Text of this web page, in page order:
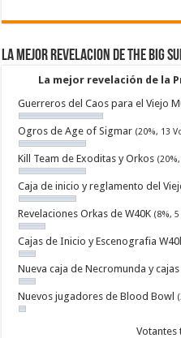
La mejor revelacion de The Big
La mejor revelación de la
Guerreros del Caos para el Viejo
Ogros de Age of Sigmar (20%, 13
Kill Team de Exoditas y Orkos
Caja de inicio y reglamento del
Revelaciones Orkas de W40K (8%,
Cajas de Inicio y Escenografia
Nueva caja de Necromunda y
Nuevos jugadores de Blood Bowl
Votantes